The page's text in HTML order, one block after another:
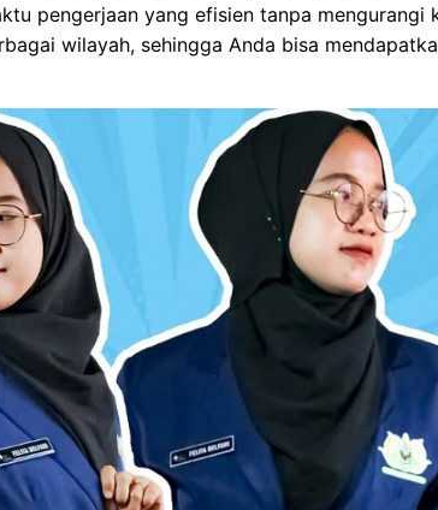
pengerjaan yang efisien tanpa mengurangi
wilayah, sehingga Anda bisa